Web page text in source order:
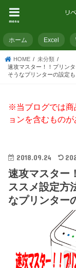
menu
ホーム Excel
HOME
未分類
速攻マスター！！プリン
そうなプリンターの設定も
※当ブログでは商
ョンを含むもの
2018.09.24
速攻マスター
ススメ設定方
なプリンター